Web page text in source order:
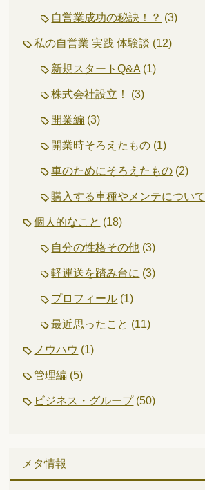
自営業成功の秘訣！？ (3)
私の自営業 実践 体験談 (12)
新規スタートQ&A (1)
株式会社設立！ (3)
開業編 (3)
開業時そろえたもの (1)
車のためにそろえたもの (2)
購入する車種やメンテについて
個人的なこと (18)
自分の性格その他 (3)
軽運送を踏み台に (3)
プロフィール (1)
最近思ったこと (11)
ノウハウ (1)
管理編 (5)
ビジネス・グループ(50)
メタ情報